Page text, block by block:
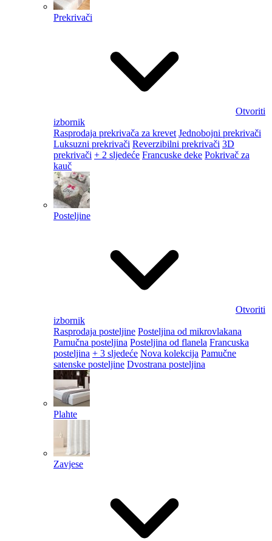
Prekrivači
Otvoriti
izbornik
Rasprodaja prekrivača za krevet Jednobojni prekrivači
Luksuzni prekrivači Reverzibilni prekrivači 3D
prekrivači + 2 sljedeće Francuske deke Pokrivač za
kauč
Posteljine
Otvoriti
izbornik
Rasprodaja posteljine Posteljina od mikrovlakana
Pamučna posteljina Posteljina od flanela Francuska
posteljina + 3 sljedeće Nova kolekcija Pamučne
satenske posteljine Dvostrana posteljina
Plahte
Zavjese